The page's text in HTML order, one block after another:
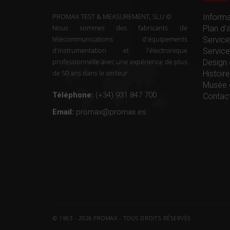
PROMAX TEST & MEASUREMENT, SLU ©
Nous sommes des fabricants de
télécommunications d'équipements
d'instrumentation et l'électronique
professionnelle avec une expérience de plus
de 50 ans dans le secteur.
Téléphone: (+34) 931 847 700
Email: promax@promax.es
Plan
Design
Musée
© 1963 - 2026 PROMAX - TOUS DROITS RÉSERVÉS